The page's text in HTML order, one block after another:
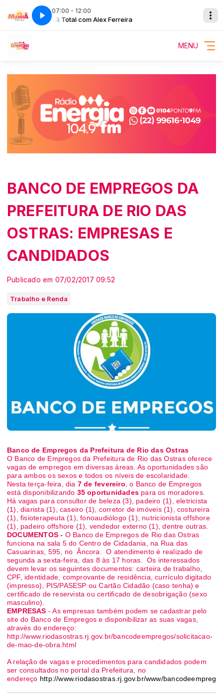
07:00 - 12:00
Manhã Total com Alex Ferreira
MENU
BANCO DE EMPREGOS DA
PREFEITURA DE RIO DAS
OSTRAS: EMPRESAS E
CANDIDADOS
Publicado em 07/02/2017 09:52
Trabalho e Renda
Banco de Empregos da Prefeitura de Rio das Ostras
O Banco de Empregos da Prefeitura de Rio das Ostras oferece
vagas de empregos em diversas áreas. As oportunidades são
para ambos os sexos e todos os níveis de escolaridade.
Nesta terça-feira, dia 7 de fevereiro , o Banco de Empregos
está disponibilizando 35 oportunidades para os moradores.
Há vagas para consultor de beleza (3), padeiro (1), eletricista
(1), diarista (1), caseiro (1), corretor de imóveis (1), costureira
(1), fisioterapeuta (1), fonoaudiólogo (1), nutricionista offshore
(1), padeiro offshore (1), vendedor externo (1), dentre outras.
DOCUMENTOS - O Banco de Empregos de Rio das Ostras
funciona na sala 5 do Centro de Cidadania, na Rua das
Casuarinas, 595, no Âncora. O atendimento é realizado de
segunda a sexta-feira, das 8 às 17 horas. Os interessados
devem levar os seguintes documentos: carteira de trabalho,
CPF, identidade, comprovante de residência, currículo digitado
(impresso), PIS/PASESP ou Cartão Cidadão (caso tenha) e
certificado de reservista ou certificado de desobrigação (sexo
masculino).
EMPRESAS - As empresas também podem se cadastrar pelo
site do Banco de Empregos e disponibilizar as suas vagas,
através do endereço:
http://www.riodasostras.rj.gov.br/bancodeempregos/solicitacao-
de-mao-de-obra.html
A relação de vagas e procedimentos para candidados podem
ser consultados no portal da Prefeitura, no
endereço http://www.riodasostras.rj.gov.br/www/